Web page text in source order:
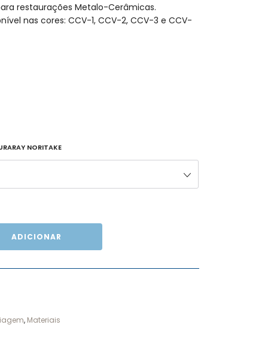
restaurações Metalo-Cerâmicas.
nas cores: CCV-1, CCV-2, CCV-3 e CCV-
NORITAKE
ADICIONAR
, Materiais